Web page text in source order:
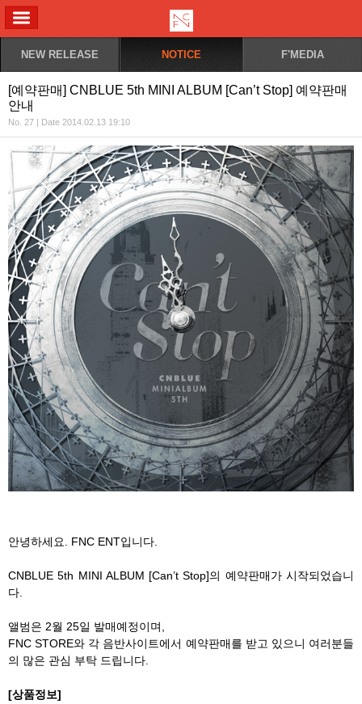
NEW RELEASE NOTICE F'MEDIA
[예약판매] CNBLUE 5th MINI ALBUM [Can’t Stop] 예약판매
안내
No. 27 | Date 2014.02.13 19:10
안녕하세요. FNC ENT입니다.
CNBLUE 5th MINI ALBUM [Can’t Stop]의 예약판매가 시작되었습니
다.
앨범은 2월 25일 발매예정이며,
FNC STORE와 각 음반사이트에서 예약판매를 받고 있으니 여러분들
의 많은 관심 부탁 드립니다.
[상품정보]